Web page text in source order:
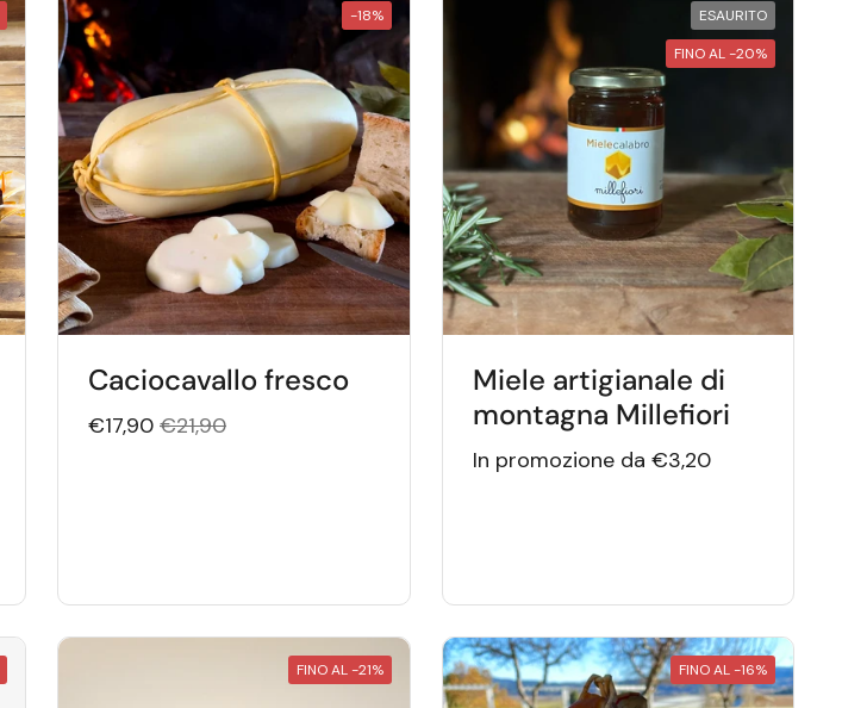
Caciocavallo fresco
€17,90 €21,90
-18%
Miele artigianale di
montagna Millefiori
In promozione da €3,20
ESAURITO
FINO AL -20%
FINO AL -21% FINO AL -16%